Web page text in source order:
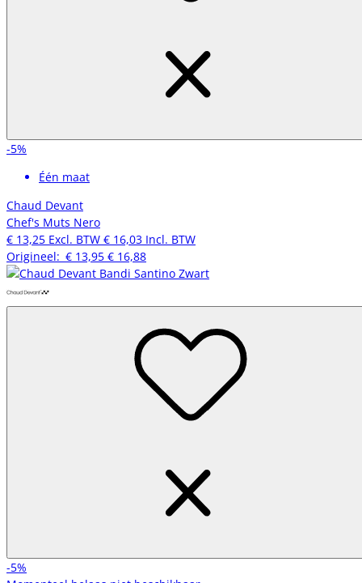
-5%
Één maat
Chaud Devant
Chef's Muts Nero
€ 13,25 Excl. BTW € 16,03 Incl. BTW
Origineel: € 13,95 € 16,88
-5%